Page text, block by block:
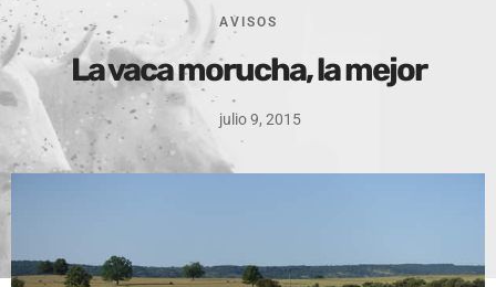
AVISOS
La vaca morucha, la mejor
julio 9, 2015